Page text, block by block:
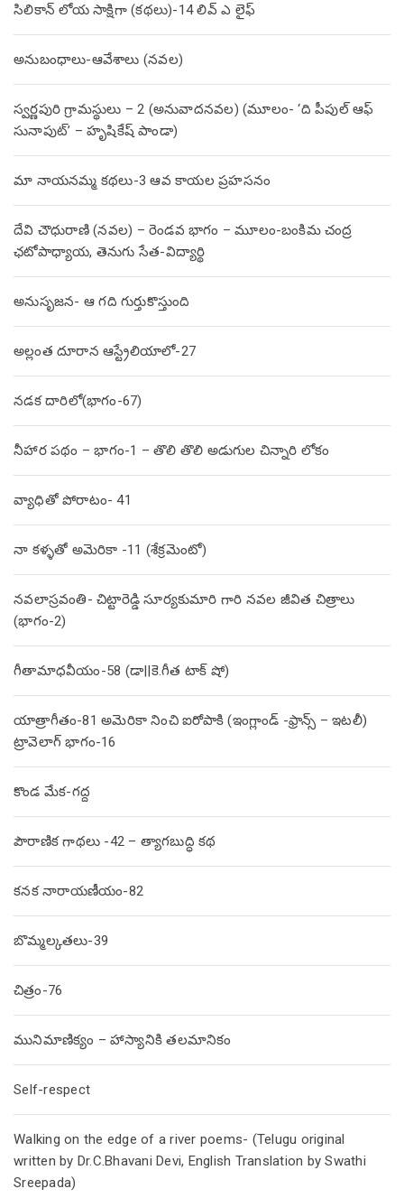
సిలికాన్ లోయ సాక్షిగా (కథలు)-14 లివ్ ఎ లైఫ్
అనుబంధాలు-ఆవేశాలు (నవల)
స్వర్ణపురి గ్రామస్థులు – 2 (అనువాదనవల) (మూలం- ‘ది పీపుల్ ఆఫ్
సునాపుట్’ – హృషికేష్ పాండా)
మా నాయనమ్మ కథలు-3 ఆవ కాయల ప్రహసనం
దేవి చౌధురాణి (నవల) – రెండవ భాగం – మూలం-బంకిమ చంద్ర
ఛటోపాధ్యాయ, తెనుగు సేత-విద్యార్థి
అనుసృజన- ఆ గది గుర్తుకొస్తుంది
అల్లంత దూరాన ఆస్ట్రేలియాలో-27
నడక దారిలో(భాగం-67)
నీహార పథం – భాగం-1 – తొలి తొలి అడుగుల చిన్నారి లోకం
వ్యాధితో పోరాటం- 41
నా కళ్ళతో అమెరికా -11 (శేక్రమెంటో)
నవలాస్రవంతి- చిట్టారెడ్డి సూర్యకుమారి గారి నవల జీవిత చిత్రాలు
(భాగం-2)
గీతామాధవీయం-58 (డా||కె.గీత టాక్ షో)
యాత్రాగీతం-81 అమెరికా నించి ఐరోపాకి (ఇంగ్లాండ్ -ఫ్రాన్స్ – ఇటలీ)
ట్రావెలాగ్ భాగం-16
కొండ మేక-గద్ద
పౌరాణిక గాథలు -42 – త్యాగబుద్ధి కథ
కనక నారాయణీయం-82
బొమ్మల్కతలు-39
చిత్రం-76
మునిమాణిక్యం – హాస్యానికి తలమానికం
Self-respect
Walking on the edge of a river poems- (Telugu original
written by Dr.C.Bhavani Devi, English Translation by Swathi
Sreepada)